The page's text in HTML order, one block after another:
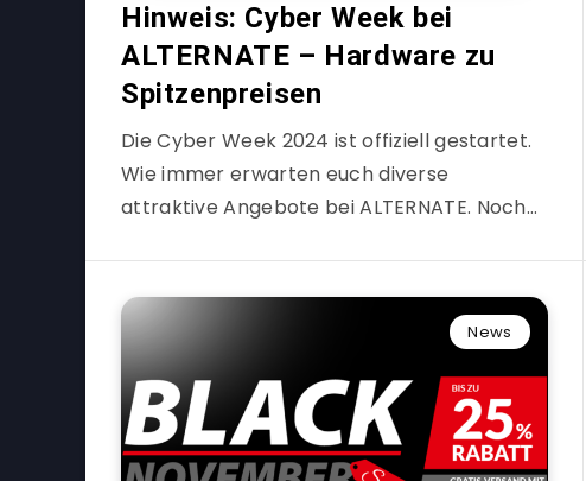
Hinweis: Cyber Week bei
ALTERNATE – Hardware zu
Spitzenpreisen
Die Cyber Week 2024 ist offiziell gestartet.
Wie immer erwarten euch diverse
attraktive Angebote bei ALTERNATE. Noch…
News